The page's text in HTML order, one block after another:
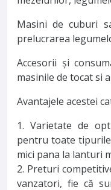
Masini de cuburi
prelucrarea
Accesorii și
masinile de tocat si
Avantajele acestei
1. Varietate de
pentru toate
mici pana la lanturi
2. Preturi
vanzatori, fie că